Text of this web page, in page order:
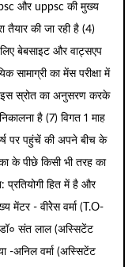
upsc और uppsc की मुख्य
तैयार की जा रही है (4)
बेबसाइट और वाट्सएप
सामाग्री का मेंस परीक्षा में
इस स्रोत का अनुसरण करके
है (7) विगत 1 माह
पर पहुंचें की अपने बीच के
के पीछे किसी भी तरह का
प्रतियोगी हित में है और
- वीरेेस वर्मा (T.O-
संत लाल (अस्सिटेंट
-अनिल वर्मा (अस्सिटेंट